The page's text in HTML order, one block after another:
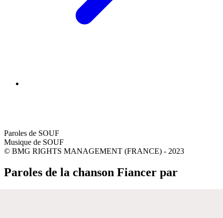
Paroles de SOUF
Musique de SOUF
© BMG RIGHTS MANAGEMENT (FRANCE) - 2023
Paroles de la chanson Fiancer par